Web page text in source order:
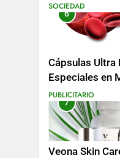
SOCIEDAD
6
Cápsulas Ultra
Especiales en
Colombia, Perú
Más
PUBLICITARIO
7
Veona Skin